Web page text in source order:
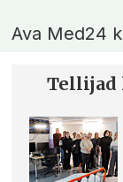
Ava Med24
Tellijad